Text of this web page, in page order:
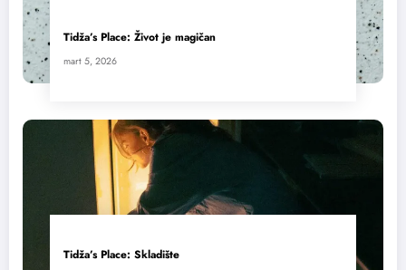
Tidža’s Place: Život je magičan
mart 5, 2026
Tidža’s Place: Skladište